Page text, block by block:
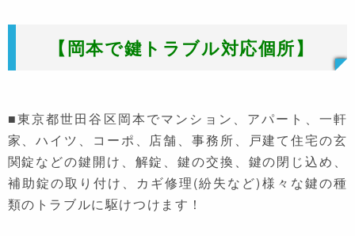
【岡本で鍵トラブル対応個所】
■東京都世田谷区岡本でマンション、アパート、一軒
家、ハイツ、コーポ、店舗、事務所、戸建て住宅の玄
関錠などの鍵開け、解錠、鍵の交換、鍵の閉じ込め、
補助錠の取り付け、カギ修理(紛失など)様々な鍵の種
類のトラブルに駆けつけます！